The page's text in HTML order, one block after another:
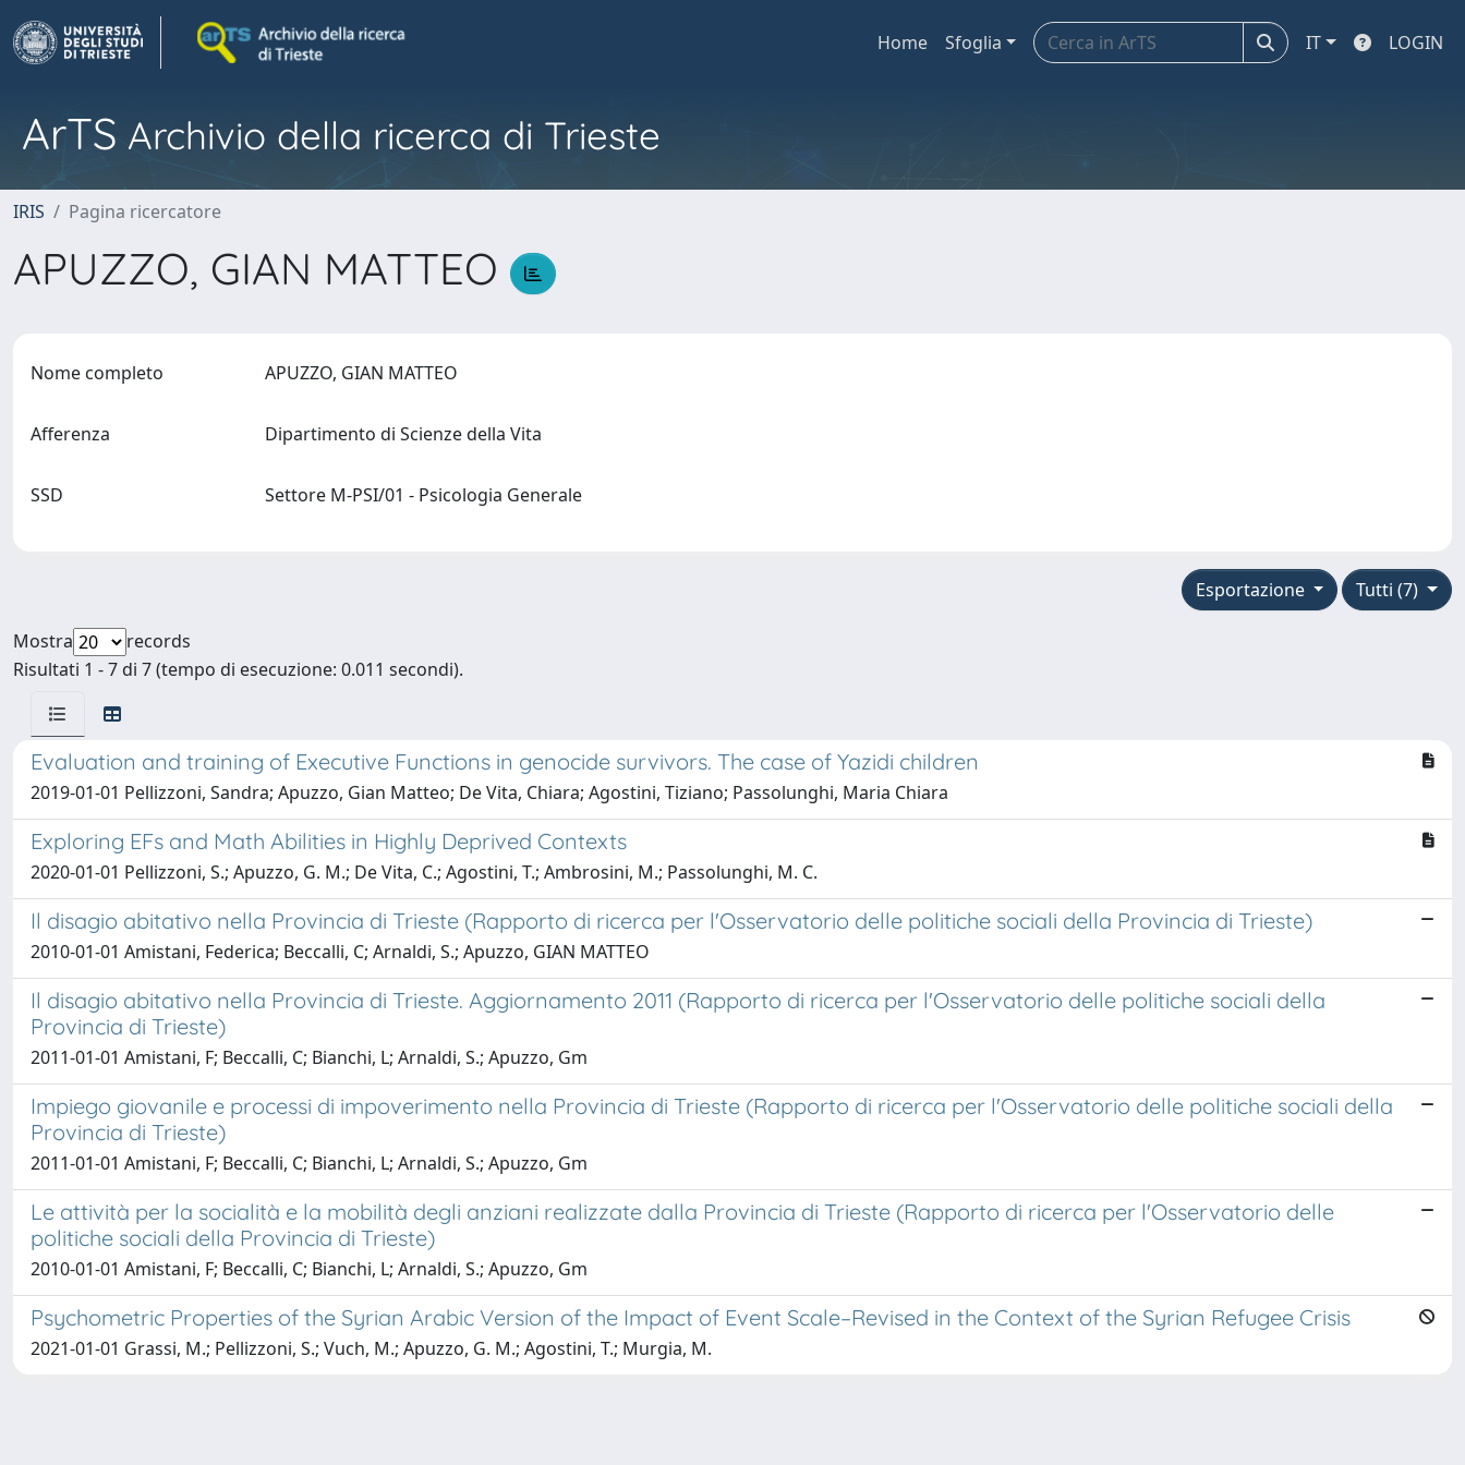
Home Sfoglia IT LOGIN
ArTS Archivio della ricerca di Trieste
IRIS Pagina ricercatore
APUZZO, GIAN MATTEO
Nome completo APUZZO, GIAN MATTEO
Afferenza Dipartimento di Scienze della Vita
SSD Settore M-PSI/01 - Psicologia Generale
Tutti (7)
Esportazione
Mostra
records
Risultati 1 - 7 di 7 (tempo di esecuzione: 0.011 secondi).
Evaluation and training of Executive Functions in genocide survivors. The case of Yazidi children
2019-01-01 Pellizzoni, Sandra; Apuzzo, Gian Matteo; De Vita, Chiara; Agostini, Tiziano; Passolunghi, Maria Chiara
Exploring EFs and Math Abilities in Highly Deprived Contexts
2020-01-01 Pellizzoni, S.; Apuzzo, G. M.; De Vita, C.; Agostini, T.; Ambrosini, M.; Passolunghi, M. C.
Il disagio abitativo nella Provincia di Trieste (Rapporto di ricerca per l'Osservatorio delle politiche sociali della Provincia di Trieste)
2010-01-01 Amistani, Federica; Beccalli, C; Arnaldi, S.; Apuzzo, GIAN MATTEO
Il disagio abitativo nella Provincia di Trieste. Aggiornamento 2011 (Rapporto di ricerca per l'Osservatorio delle politiche sociali della
Provincia di Trieste)
2011-01-01 Amistani, F; Beccalli, C; Bianchi, L; Arnaldi, S.; Apuzzo, Gm
Impiego giovanile e processi di impoverimento nella Provincia di Trieste (Rapporto di ricerca per l'Osservatorio delle politiche sociali della
Provincia di Trieste)
2011-01-01 Amistani, F; Beccalli, C; Bianchi, L; Arnaldi, S.; Apuzzo, Gm
Le attività per la socialità e la mobilità degli anziani realizzate dalla Provincia di Trieste (Rapporto di ricerca per l'Osservatorio delle
politiche sociali della Provincia di Trieste)
2010-01-01 Amistani, F; Beccalli, C; Bianchi, L; Arnaldi, S.; Apuzzo, Gm
Psychometric Properties of the Syrian Arabic Version of the Impact of Event Scale–Revised in the Context of the Syrian Refugee Crisis
2021-01-01 Grassi, M.; Pellizzoni, S.; Vuch, M.; Apuzzo, G. M.; Agostini, T.; Murgia, M.